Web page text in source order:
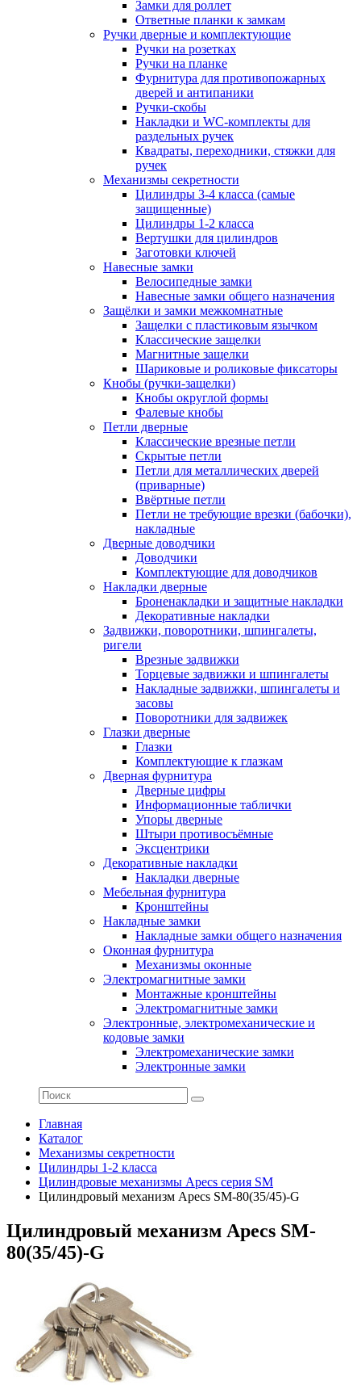
Замки для роллет
Ответные планки к замкам
Ручки дверные и комплектующие
Ручки на розетках
Ручки на планке
Фурнитура для противопожарных
дверей и антипаники
Ручки-скобы
Накладки и WC-комплекты для
раздельных ручек
Квадраты, переходники, стяжки для
ручек
Механизмы секретности
Цилиндры 3-4 класса (самые
защищенные)
Цилиндры 1-2 класса
Вертушки для цилиндров
Заготовки ключей
Навесные замки
Велосипедные замки
Навесные замки общего назначения
Защёлки и замки межкомнатные
Защелки с пластиковым язычком
Классические защелки
Магнитные защелки
Шариковые и роликовые фиксаторы
Кнобы (ручки-защелки)
Кнобы округлой формы
Фалевые кнобы
Петли дверные
Классические врезные петли
Скрытые петли
Петли для металлических дверей
(приварные)
Ввёртные петли
Петли не требующие врезки (бабочки),
накладные
Дверные доводчики
Доводчики
Комплектующие для доводчиков
Накладки дверные
Броненакладки и защитные накладки
Декоративные накладки
Задвижки, поворотники, шпингалеты,
ригели
Врезные задвижки
Торцевые задвижки и шпингалеты
Накладные задвижки, шпингалеты и
засовы
Поворотники для задвижек
Глазки дверные
Глазки
Комплектующие к глазкам
Дверная фурнитура
Дверные цифры
Информационные таблички
Упоры дверные
Штыри противосъёмные
Эксцентрики
Декоративные накладки
Накладки дверные
Мебельная фурнитура
Кронштейны
Накладные замки
Накладные замки общего назначения
Оконная фурнитура
Механизмы оконные
Электромагнитные замки
Монтажные кронштейны
Электромагнитные замки
Электронные, электромеханические и
кодовые замки
Электромеханические замки
Электронные замки
Главная
Каталог
Механизмы секретности
Цилиндры 1-2 класса
Цилиндровые механизмы Apecs серия SM
Цилиндровый механизм Apecs SM-80(35/45)-G
Цилиндровый механизм Apecs SM-
80(35/45)-G